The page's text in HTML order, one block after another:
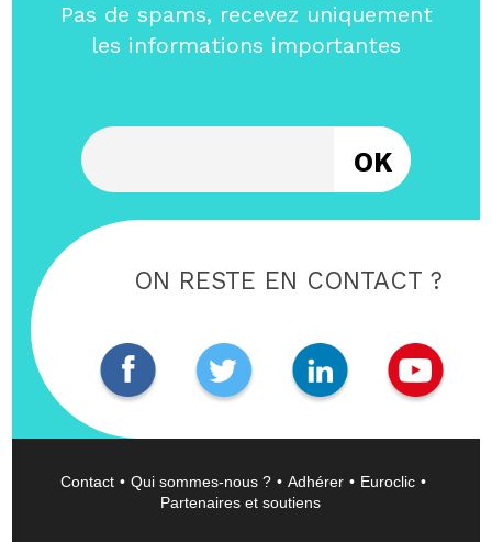
Pas de spams, recevez uniquement
les informations importantes
ON RESTE EN CONTACT ?
Contact Qui sommes-nous ? Adhérer
Euroclic
Partenaires et soutiens